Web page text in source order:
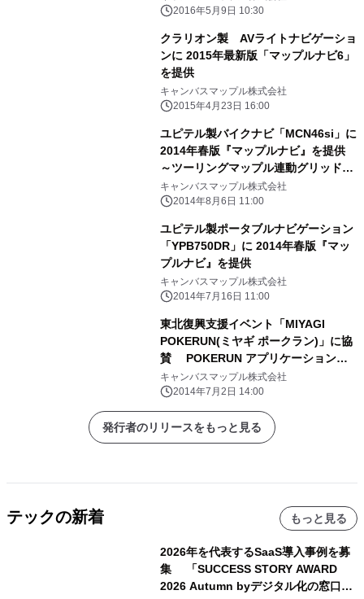
2016年5月9日 10:30
クラリオン製 AVライトナビゲーショ
ンに 2015年最新版「マップルナビ6」
を提供
キャンバスマップル株式会社
2015年4月23日 16:00
ユピテル製バイクナビ「MCN46si」に
2014年春版『マップルナビ』を提供
～ツーリングマップル連動グリッドサ
ーチ機能 新搭載～
キャンバスマップル株式会社
2014年8月6日 11:00
ユピテル製ポータブルナビゲーション
「YPB750DR」に 2014年春版『マッ
プルナビ』を提供
キャンバスマップル株式会社
2014年7月16日 11:00
東北復興支援イベント「MIYAGI
POKERUN(ミヤギ ポークラン)」に協
賛 POKERUN アプリケーションに
デジタルコンテンツデータを提供
キャンバスマップル株式会社
2014年7月2日 14:00
発行者のリリースをもっと見る
テックの新着 もっと見る
2026年を代表するSaaS導入事例を募
集 「SUCCESS STORY AWARD
2026 Autumn byデジタル化の窓口」